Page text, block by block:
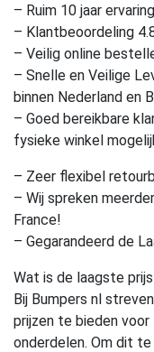
– Ruim 10 jaar
– Klantbeoordeling
– Veilig online
– Snelle en Veilige
binnen Nederland en
– Goed bereikbare
fysieke winkel
– Zeer flexibel
– Wij spreken
France!
– Gegarandeerd de
Wat is de laagste
Bij Bumpers nl
prijzen te bieden
onderdelen. Om dit